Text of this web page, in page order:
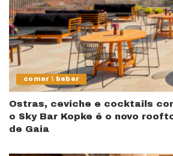
comer \ beber
Ostras, ceviche e cocktails
o Sky Bar Kopke é o novo
de Gaia